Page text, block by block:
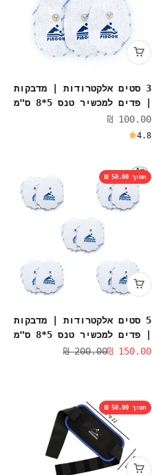
3 סטים אלקטרודות | מדבקות
| פדים למכשיר טנס 5*8 ס"מ
מחיר מבצע
100.00 ₪
4.8
חסוך 50.00 ₪
5 סטים אלקטרודות | מדבקות
| פדים למכשיר טנס 5*8 ס"מ
מחיר מבצע
150.00 ₪ מחיר רגיל
200.00 ₪
חסוך 50.00 ₪